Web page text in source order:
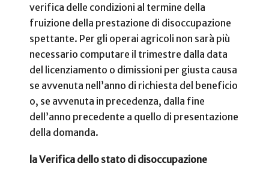
verifica delle condizioni al termine della
fruizione della prestazione di disoccupazione
spettante. Per gli operai agricoli non sarà più
necessario computare il trimestre dalla data
del licenziamento o dimissioni per giusta causa
se avvenuta nell’anno di richiesta del beneficio
o, se avvenuta in precedenza, dalla fine
dell’anno precedente a quello di presentazione
della domanda.
la Verifica dello stato di disoccupazione